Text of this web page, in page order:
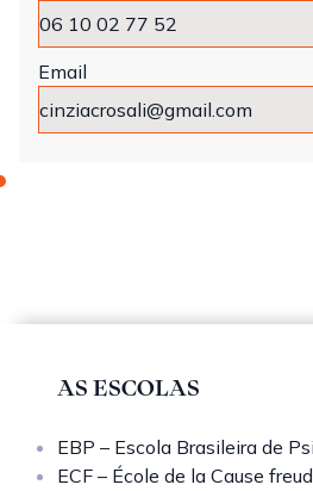
Email
AS ESCOLAS
EBP – Escola Brasileira de
ECF – École de la Cause